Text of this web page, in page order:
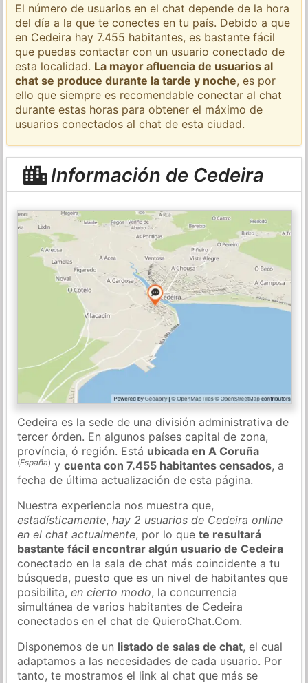
El número de usuarios en el chat depende de la hora
del día a la que te conectes en tu país. Debido a que
en Cedeira hay 7.455 habitantes, es bastante fácil
que puedas contactar con un usuario conectado de
esta localidad. La mayor afluencia de usuarios al
chat se produce durante la tarde y noche, es por
ello que siempre es recomendable conectar al chat
durante estas horas para obtener el máximo de
usuarios conectados al chat de esta ciudad.
Información de Cedeira
Cedeira es la sede de una división administrativa de
tercer órden. En algunos países capital de zona,
província, ó región. Está ubicada en A Coruña
(España) ycuenta con 7.455 habitantes censados, a
fecha de última actualización de esta página.
Nuestra experiencia nos muestra que,
estadísticamente,hay 2 usuarios de Cedeira online
en el chat actualmente, por lo quete resultará
bastante fácil encontrar algún usuario de Cedeira
conectado en la sala de chat más coincidente a tu
búsqueda, puesto que es un nivel de habitantes que
posibilita,en cierto modo, la concurrencia
simultánea de varios habitantes de Cedeira
conectados en el chat de QuieroChat.Com.
Disponemos de un listado de salas de chat, el cual
adaptamos a las necesidades de cada usuario. Por
tanto, te mostramos el link al chat que más se